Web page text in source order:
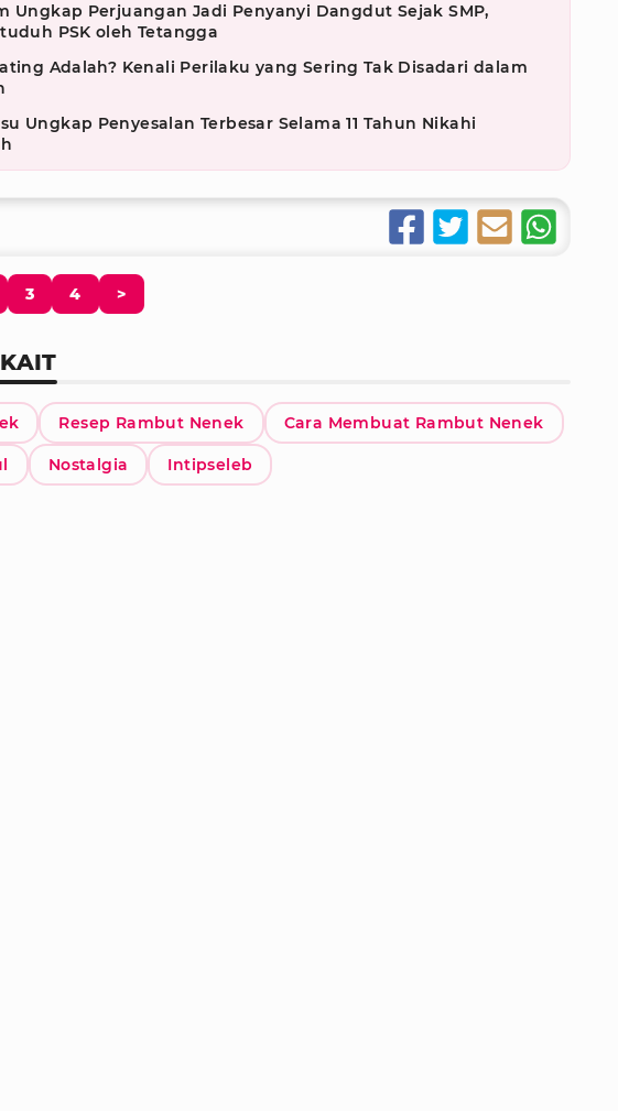
Ungkap Perjuangan Jadi Penyanyi Dangdut Sejak SMP,
PSK oleh Tetangga
Adalah? Kenali Perilaku yang Sering Tak Disadari dalam
Ungkap Penyesalan Terbesar Selama 11 Tahun Nikahi
3 4 >
Resep Rambut Nenek Cara Membuat Rambut Nenek
Nostalgia Intipseleb